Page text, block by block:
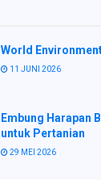
World
11 JUNI 2026
Embung Harapan
untuk Pertanian
29 MEI 2026